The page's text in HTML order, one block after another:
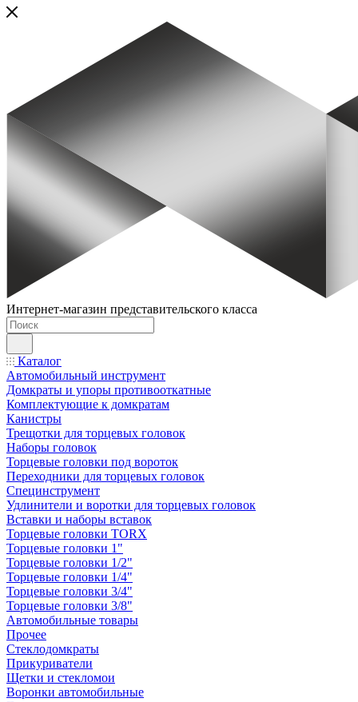
Интернет-магазин представительского класса
Каталог
Автомобильный инструмент
Домкраты и упоры противооткатные
Комплектующие к домкратам
Канистры
Трещотки для торцевых головок
Наборы головок
Торцевые головки под вороток
Переходники для торцевых головок
Специнструмент
Удлинители и воротки для торцевых головок
Вставки и наборы вставок
Торцевые головки TORX
Торцевые головки 1"
Торцевые головки 1/2"
Торцевые головки 1/4"
Торцевые головки 3/4"
Торцевые головки 3/8"
Автомобильные товары
Прочее
Стеклодомкраты
Прикуриватели
Щетки и стекломои
Воронки автомобильные